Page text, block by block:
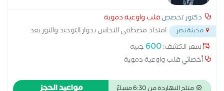
دكتور تخصصقلب واوعية دموية
مدينة نصر
امتداد مصطفي النحاس بجوار التوحيد والنور بعد
مدرسه المنهل...
سعر الكشف:600 جنيه
أخصائي قلب واوعية دموية